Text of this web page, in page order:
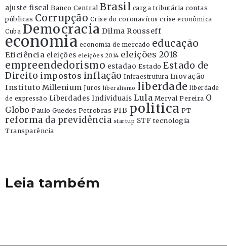
ajuste fiscal Banco Central Brasil carga tributária contas
públicas Corrupção Crise do coronavírus crise econômica
Cuba Democracia Dilma Rousseff
economia economia de mercado educação
Eficiência eleições eleições 2014 eleições 2018
empreendedorismo estadao Estado Estado de
Direito impostos inflação Infraestrutura Inovação
Instituto Millenium Juros liberalismo liberdade liberdade
de expressão Liberdades Individuais Lula Merval Pereira O
Globo Paulo Guedes Petrobras PIB politica PT
reforma da previdência startup STF tecnologia
Transparência
Leia também